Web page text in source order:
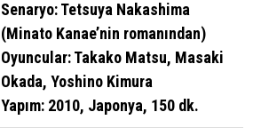
Senaryo: Tetsuya Nakashima
(Minato Kanae’nin romanından)
Oyuncular: Takako Matsu, Masaki
Okada, Yoshino Kimura
Yapım: 2010, Japonya, 150 dk.